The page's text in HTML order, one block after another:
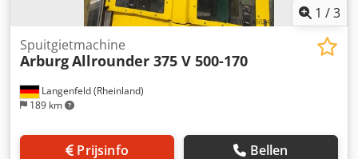
1 /3
Langenfeld (Rheinland)
189 km
Spuitgietmachine
ArburgAllrounder 375 V 500-170
Prijsinfo Bellen